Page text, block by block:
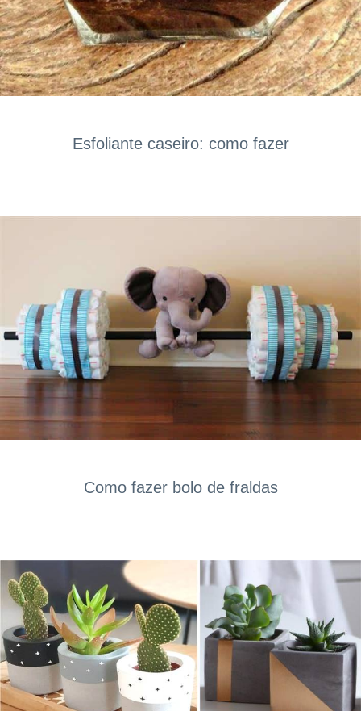
Esfoliante caseiro: como fazer
Como fazer bolo de fraldas